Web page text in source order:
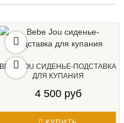
BEBE JOU СИДЕНЬЕ-ПОДСТАВКА
ДЛЯ КУПАНИЯ
4 500 руб